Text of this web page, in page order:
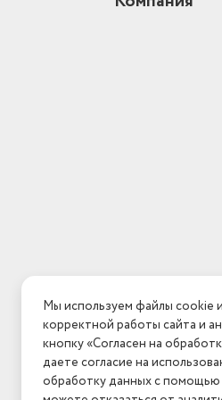
Для индукционных плит
Мы используем файлы cookie
корректной работы сайта и
кнопку «Согласен на
даете согласие на
обработку данных с